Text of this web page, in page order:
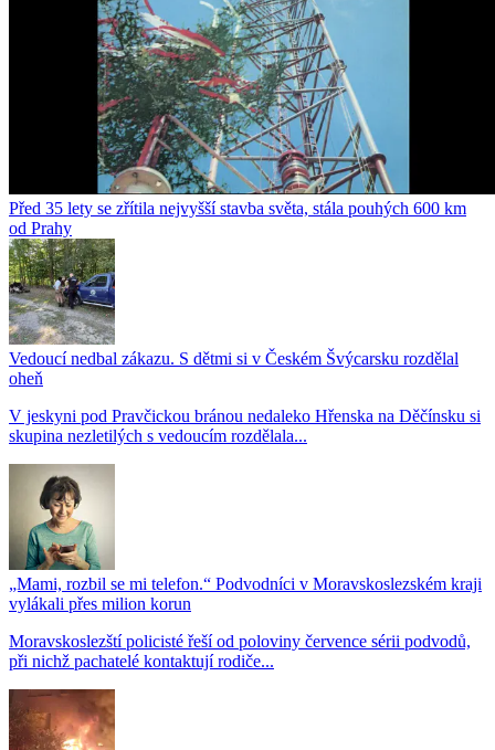
Před 35 lety se zřítila nejvyšší stavba světa, stála pouhých 600 km
od Prahy
Vedoucí nedbal zákazu. S dětmi si v Českém Švýcarsku rozdělal
oheň
V jeskyni pod Pravčickou bránou nedaleko Hřenska na Děčínsku si
skupina nezletilých s vedoucím rozdělala...
„Mami, rozbil se mi telefon.“ Podvodníci v Moravskoslezském kraji
vylákali přes milion korun
Moravskoslezští policisté řeší od poloviny července sérii podvodů,
při nichž pachatelé kontaktují rodiče...